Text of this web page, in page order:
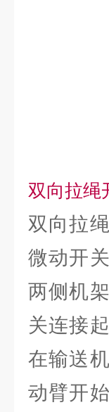
双向拉绳
双向拉
微动开
两侧机
关连接
在输送
动臂开